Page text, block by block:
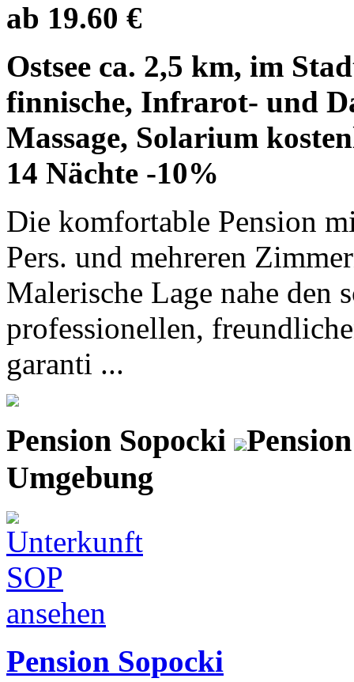
ab 19.60 €
Ostsee ca. 2,5 km, im
finnische, Infrarot- und
Massage, Solarium
14 Nächte -10%
Die komfortable Pension
Pers. und mehreren
Malerische Lage nahe den
professionellen,
garanti ...
Pension Sopocki
Umgebung
Pension Sopocki